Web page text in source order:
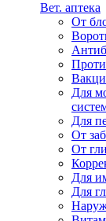
Вет. аптека
От
Для
Для
От
От
Для
Для